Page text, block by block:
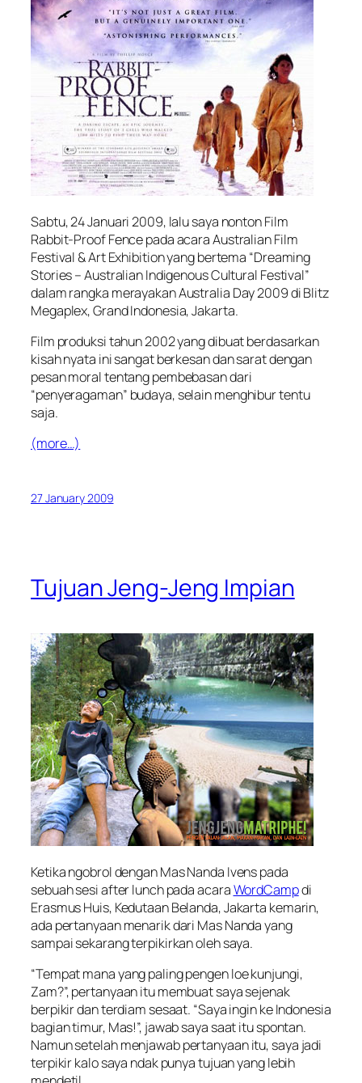
Sabtu, 24 Januari 2009, lalu saya nonton Film
Rabbit-Proof Fence pada acara Australian Film
Festival & Art Exhibition yang bertema “Dreaming
Stories – Australian Indigenous Cultural Festival”
dalam rangka merayakan Australia Day 2009 di Blitz
Megaplex, Grand Indonesia, Jakarta.
Film produksi tahun 2002 yang dibuat berdasarkan
kisah nyata ini sangat berkesan dan sarat dengan
pesan moral tentang pembebasan dari
“penyeragaman” budaya, selain menghibur tentu
saja.
(more…)
27 January 2009
Tujuan Jeng-Jeng Impian
Ketika ngobrol dengan Mas Nanda Ivens pada
sebuah sesi after lunch pada acaraWordCampdi
Erasmus Huis, Kedutaan Belanda, Jakarta kemarin,
ada pertanyaan menarik dari Mas Nanda yang
sampai sekarang terpikirkan oleh saya.
“Tempat mana yang paling pengen loe kunjungi,
Zam?”, pertanyaan itu membuat saya sejenak
berpikir dan terdiam sesaat. “Saya ingin ke Indonesia
bagian timur, Mas!”, jawab saya saat itu spontan.
Namun setelah menjawab pertanyaan itu, saya jadi
terpikir kalo saya ndak punya tujuan yang lebih